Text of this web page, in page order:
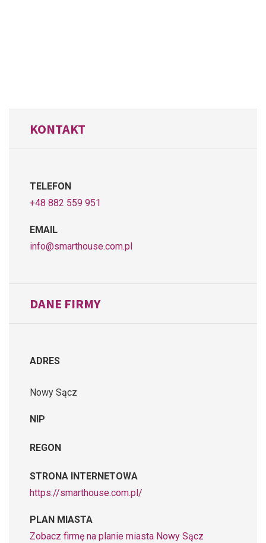
KONTAKT
TELEFON
+48 882 559 951
EMAIL
info@smarthouse.com.pl
DANE FIRMY
ADRES
Nowy Sącz
NIP
REGON
STRONA INTERNETOWA
https://smarthouse.com.pl/
PLAN MIASTA
Zobacz firmę na planie miasta Nowy Sącz